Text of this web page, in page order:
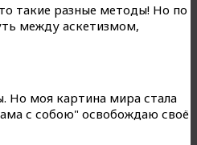
такие разные методы! Но по
между аскетизмом,
Но моя картина мира стала
с собою" освобождаю своё